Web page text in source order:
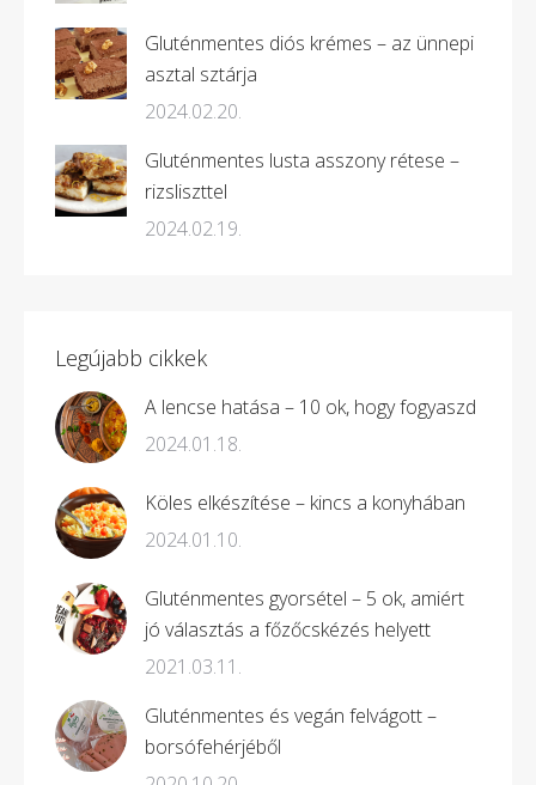
Gluténmentes diós krémes – az ünnepi
asztal sztárja
2024.02.20.
Gluténmentes lusta asszony rétese –
rizsliszttel
2024.02.19.
Legújabb cikkek
A lencse hatása – 10 ok, hogy fogyaszd
2024.01.18.
Köles elkészítése – kincs a konyhában
2024.01.10.
Gluténmentes gyorsétel – 5 ok, amiért
jó választás a főzőcskézés helyett
2021.03.11.
Gluténmentes és vegán felvágott –
borsófehérjéből